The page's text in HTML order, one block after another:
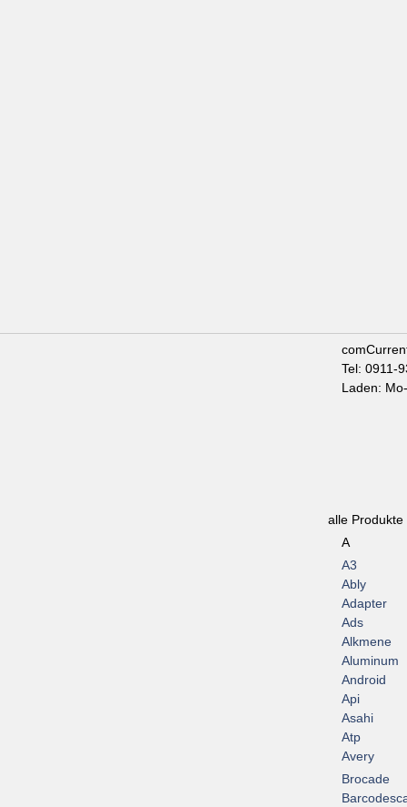
Tel: 0911-
Laden:
alle
A
A3
Ably
Adapter
Ads
Alkmene
Aluminum
Android
Api
Asahi
Atp
Avery
Brocade